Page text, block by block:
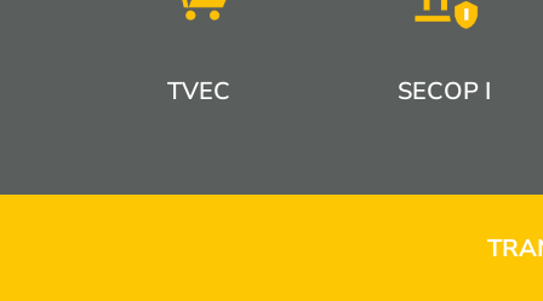
TVEC SECOP I